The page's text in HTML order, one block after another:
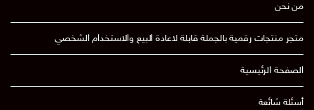
من نحن
متجر منتجات رقمية بالجملة قابلة لاعادة البيع والاستخدام الشخصي
الصفحة الرئيسية
أسئلة شائعة